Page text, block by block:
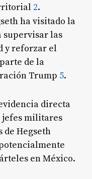
2.
ha visitado la
supervisar las
y reforzar el
de la
Trump 5.
directa
jefes militares
de Hegseth
en México.